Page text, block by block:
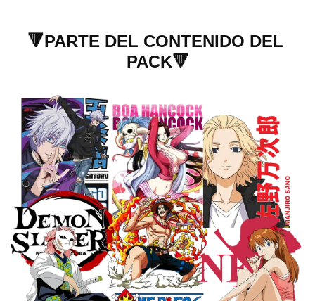
🔻PARTE DEL CONTENIDO DEL
PACK🔻